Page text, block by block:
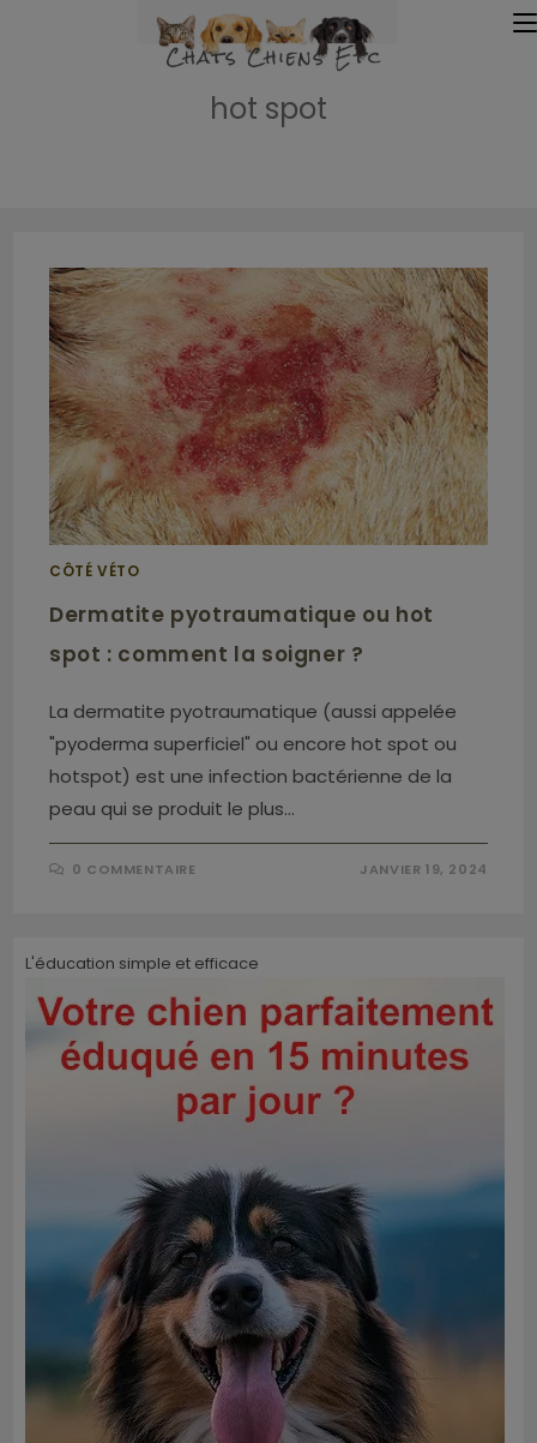
hot spot
CÔTÉ VÉTO
Dermatite pyotraumatique ou hot
spot : comment la soigner ?
La dermatite pyotraumatique (aussi appelée
"pyoderma superficiel" ou encore hot spot ou
hotspot) est une infection bactérienne de la
peau qui se produit le plus…
0 COMMENTAIRE JANVIER 19, 2024
L'éducation simple et efficace